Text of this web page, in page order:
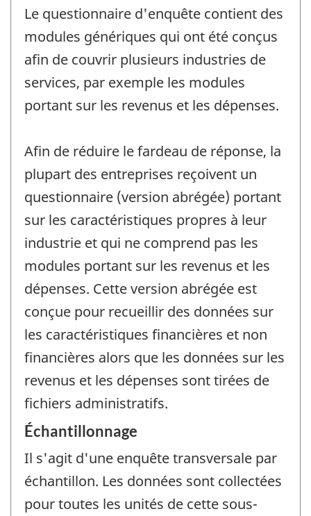
Le questionnaire d'enquête contient des
modules génériques qui ont été conçus
afin de couvrir plusieurs industries de
services, par exemple les modules
portant sur les revenus et les dépenses.
Afin de réduire le fardeau de réponse, la
plupart des entreprises reçoivent un
questionnaire (version abrégée) portant
sur les caractéristiques propres à leur
industrie et qui ne comprend pas les
modules portant sur les revenus et les
dépenses. Cette version abrégée est
conçue pour recueillir des données sur
les caractéristiques financières et non
financières alors que les données sur les
revenus et les dépenses sont tirées de
fichiers administratifs.
Échantillonnage
Il s'agit d'une enquête transversale par
échantillon. Les données sont collectées
pour toutes les unités de cette sous-